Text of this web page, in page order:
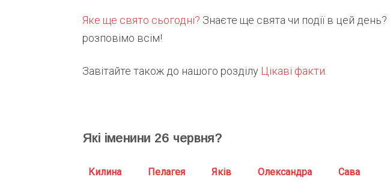
Яке ще свято сьогодні? Знаєте ще свята чи події в цей день?
розповімо всім!
Завітайте також до нашого розділу Цікаві факти
Які іменини 26 червня?
Килина Пелагея Яків Олександра Сава